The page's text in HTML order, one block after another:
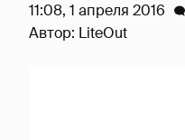
11:08, 1 апреля 2016
Автор: LiteOut